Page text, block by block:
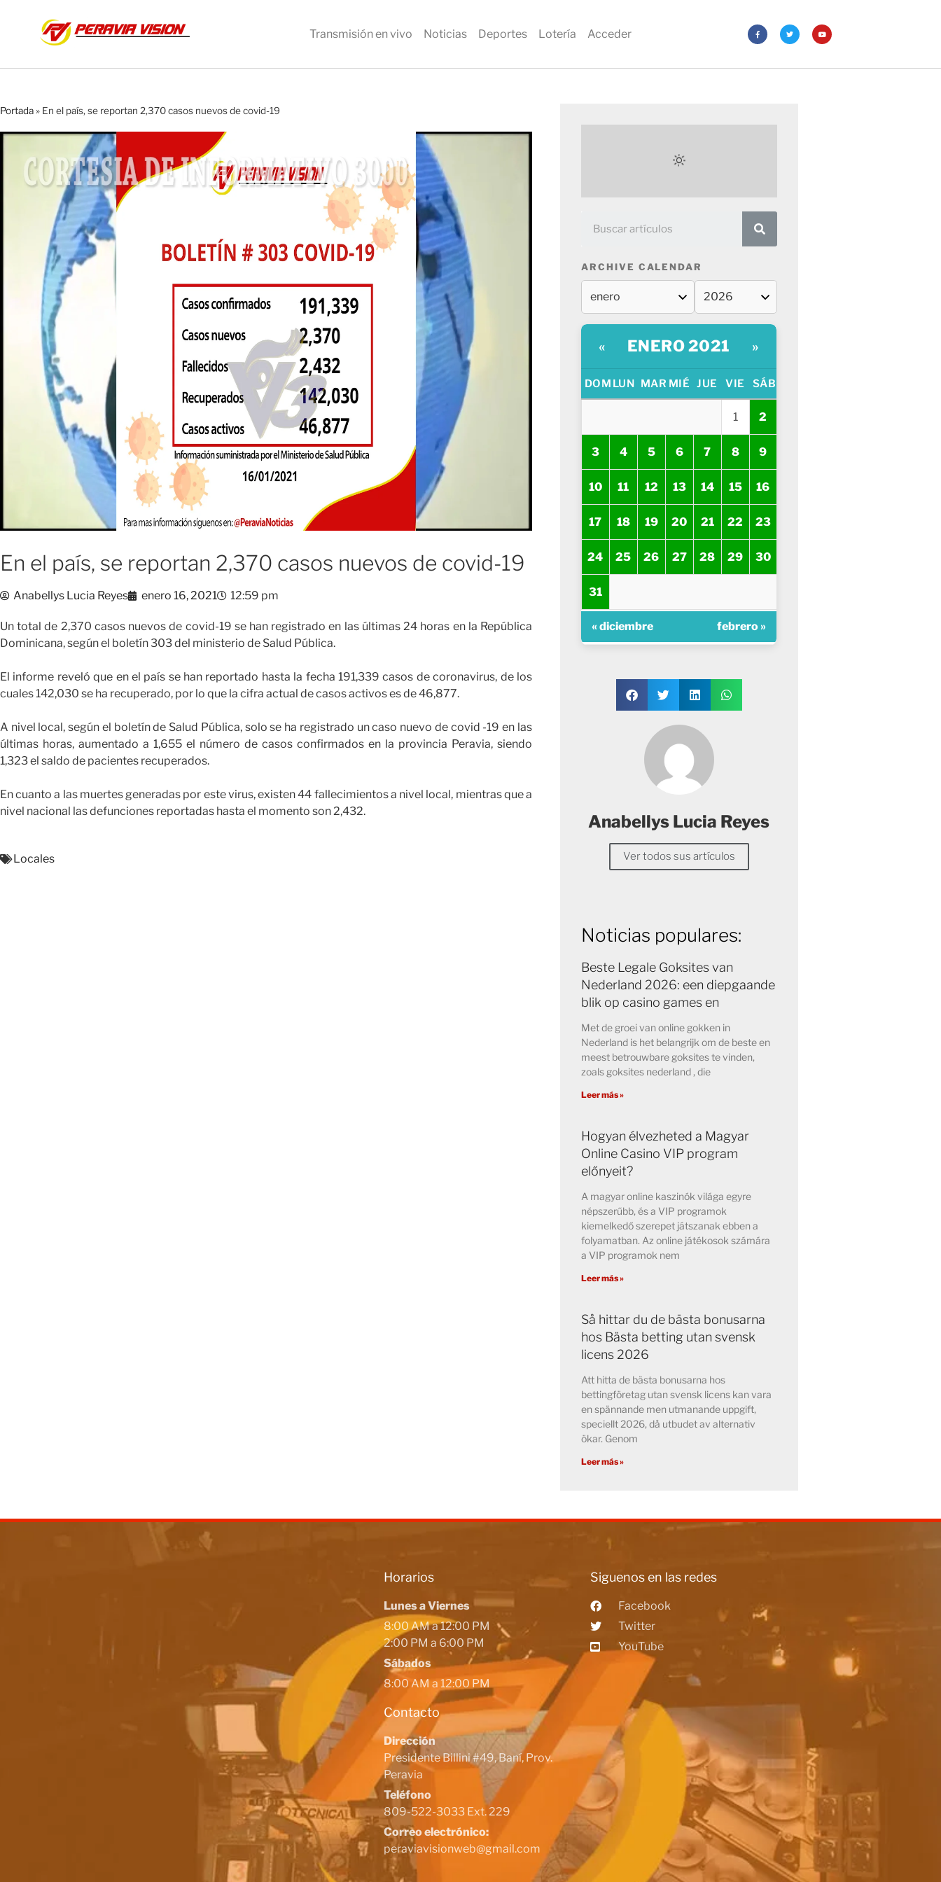
Transmisión en vivo Noticias Deportes Lotería Acceder
Portada» En el país, se reportan 2,370 casos nuevos de covid-19
En el país, se reportan 2,370 casos nuevos de covid-19
Anabellys Lucia Reyes enero 16, 2021 12:59 pm
Un total de 2,370 casos nuevos de covid-19 se han registrado en las últimas 24 horas en la República
Dominicana, según el boletín 303 del ministerio de Salud Pública.
El informe reveló que en el país se han reportado hasta la fecha 191,339 casos de coronavirus, de los
cuales 142,030 se ha recuperado, por lo que la cifra actual de casos activos es de 46,877.
A nivel local, según el boletín de Salud Pública, solo se ha registrado un caso nuevo de covid -19 en las
últimas horas, aumentado a 1,655 el número de casos confirmados en la provincia Peravia, siendo
1,323 el saldo de pacientes recuperados.
En cuanto a las muertes generadas por este virus, existen 44 fallecimientos a nivel local, mientras que a
nivel nacional las defunciones reportadas hasta el momento son 2,432.
Locales
ARCHIVE CALENDAR
« ENERO 2021 »
DOM LUN MAR MIÉ JUE VIE SÁB
1 2
3 4 5 6 7 8 9
10 11 12 13 14 15 16
17 18 19 20 21 22 23
24 25 26 27 28 29 30
31
« diciembre febrero »
Anabellys Lucia Reyes
Ver todos sus artículos
Noticias populares:
Beste Legale Goksites van
Nederland 2026: een diepgaande
blik op casino games en
Met de groei van online gokken in
Nederland is het belangrijk om de beste en
meest betrouwbare goksites te vinden,
zoals goksites nederland , die
Leer más »
Hogyan élvezheted a Magyar
Online Casino VIP program
előnyeit?
A magyar online kaszinók világa egyre
népszerűbb, és a VIP programok
kiemelkedő szerepet játszanak ebben a
folyamatban. Az online játékosok számára
a VIP programok nem
Leer más »
Så hittar du de bästa bonusarna
hos Bästa betting utan svensk
licens 2026
Att hitta de bästa bonusarna hos
bettingföretag utan svensk licens kan vara
en spännande men utmanande uppgift,
speciellt 2026, då utbudet av alternativ
ökar. Genom
Leer más »
Horarios
Lunes a Viernes
8:00 AM a 12:00 PM
2:00 PM a 6:00 PM
Sábados
8:00 AM a 12:00 PM
Contacto
Dirección
Presidente Billini #49, Baní, Prov.
Peravia
Teléfono
809-522-3033 Ext. 229
Correo electrónico:
peraviavisionweb@gmail.com
Siguenos en las redes
Facebook
Twitter
YouTube